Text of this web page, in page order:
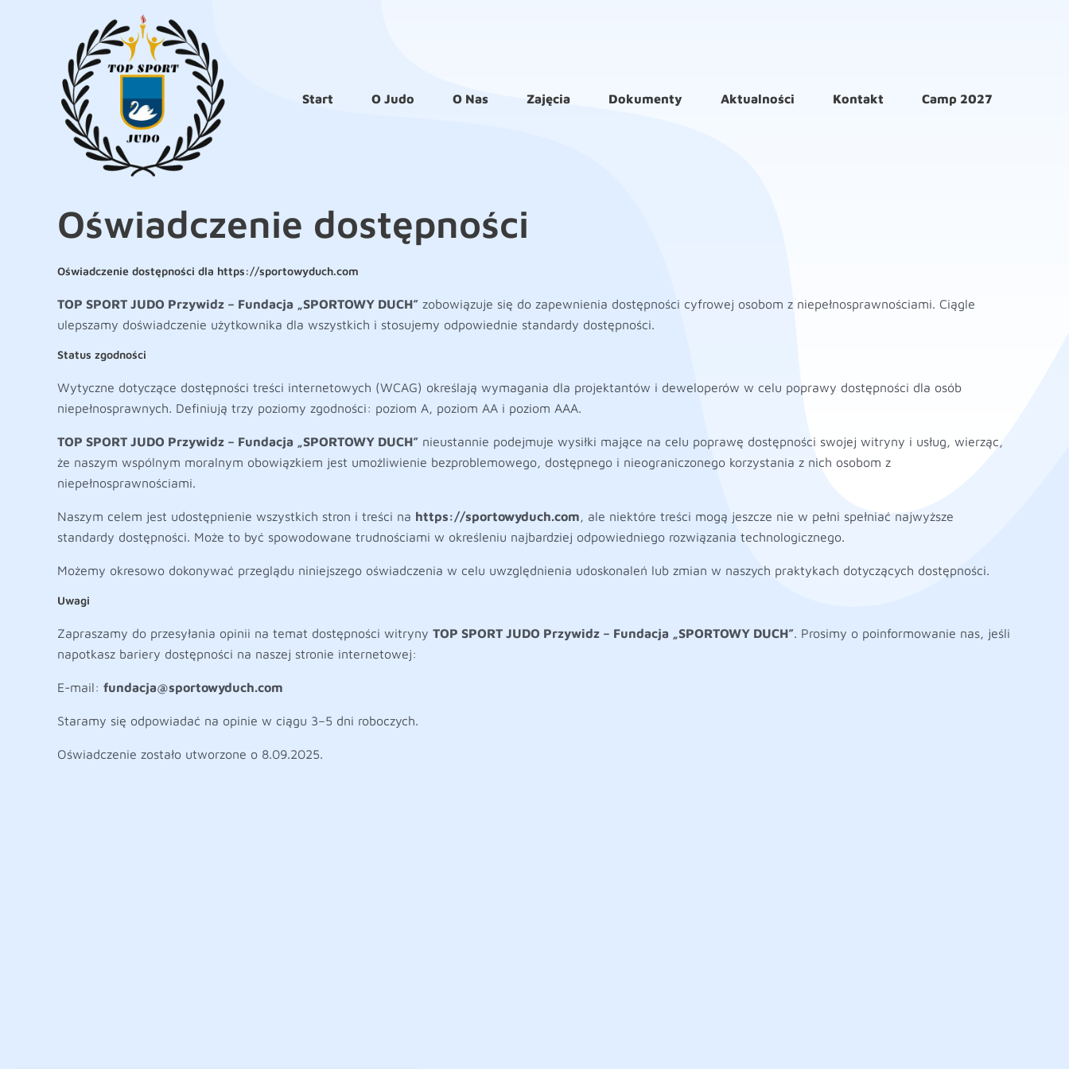
Start O Judo O Nas Zajęcia Dokumenty Aktualności Kontakt Camp 2027
Oświadczenie dostępności
Oświadczenie dostępności dla https://sportowyduch.com
TOP SPORT JUDO Przywidz – Fundacja „SPORTOWY DUCH” zobowiązuje się do zapewnienia dostępności cyfrowej osobom z niepełnosprawnościami. Ciągle
ulepszamy doświadczenie użytkownika dla wszystkich i stosujemy odpowiednie standardy dostępności.
Status zgodności
Wytyczne dotyczące dostępności treści internetowych (WCAG) określają wymagania dla projektantów i deweloperów w celu poprawy dostępności dla osób
niepełnosprawnych. Definiują trzy poziomy zgodności: poziom A, poziom AA i poziom AAA.
TOP SPORT JUDO Przywidz – Fundacja „SPORTOWY DUCH” nieustannie podejmuje wysiłki mające na celu poprawę dostępności swojej witryny i usług, wierząc,
że naszym wspólnym moralnym obowiązkiem jest umożliwienie bezproblemowego, dostępnego i nieograniczonego korzystania z nich osobom z
niepełnosprawnościami.
Naszym celem jest udostępnienie wszystkich stron i treści na https://sportowyduch.com, ale niektóre treści mogą jeszcze nie w pełni spełniać najwyższe
standardy dostępności. Może to być spowodowane trudnościami w określeniu najbardziej odpowiedniego rozwiązania technologicznego.
Możemy okresowo dokonywać przeglądu niniejszego oświadczenia w celu uwzględnienia udoskonaleń lub zmian w naszych praktykach dotyczących dostępności.
Uwagi
Zapraszamy do przesyłania opinii na temat dostępności witryny TOP SPORT JUDO Przywidz – Fundacja „SPORTOWY DUCH”. Prosimy o poinformowanie nas, jeśli
napotkasz bariery dostępności na naszej stronie internetowej:
E-mail: fundacja@sportowyduch.com
Staramy się odpowiadać na opinie w ciągu 3–5 dni roboczych.
Oświadczenie zostało utworzone o 8.09.2025.